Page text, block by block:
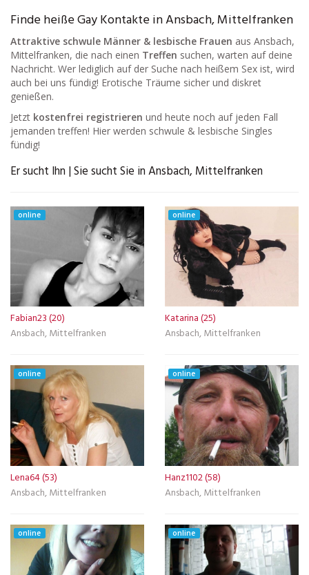
Finde heiße Gay Kontakte in Ansbach, Mittelfranken
Attraktive schwule Männer & lesbische Frauen aus Ansbach,
Mittelfranken, die nach einen Treffen suchen, warten auf deine
Nachricht. Wer lediglich auf der Suche nach heißem Sex ist, wird
auch bei uns fündig! Erotische Träume sicher und diskret
genießen.
Jetzt kostenfrei registrieren und heute noch auf jeden Fall
jemanden treffen! Hier werden schwule & lesbische Singles
fündig!
Er sucht Ihn | Sie sucht Sie in Ansbach, Mittelfranken
online
Fabian23 (20)
Ansbach, Mittelfranken
online
Katarina (25)
Ansbach, Mittelfranken
online
Lena64 (53)
Ansbach, Mittelfranken
online
Hanz1102 (58)
Ansbach, Mittelfranken
online online